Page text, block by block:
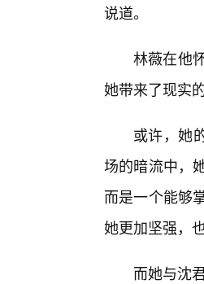
说道。
林薇在他
她带来了现实
或许，她
场的暗流中，
而是一个能够
她更加坚强，
而她与沈